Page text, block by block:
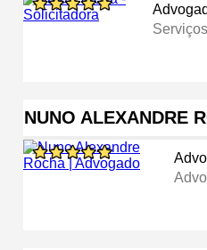
NUNO ALEXANDRE